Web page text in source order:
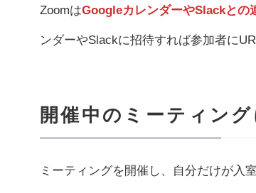
ZoomはGoogleカレンダーやSlackとの
ンダーやSlackに招待すれば参加者に
開催中のミーティン
ミーティングを開催し、自分だけが入